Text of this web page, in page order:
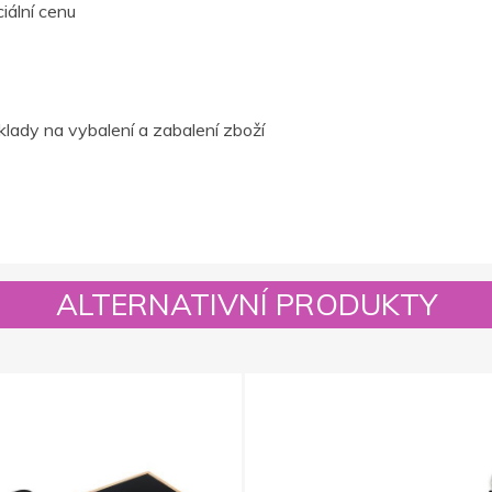
cenu
na vybalení a zabalení zboží
ALTERNATIVNÍ PRODUKTY